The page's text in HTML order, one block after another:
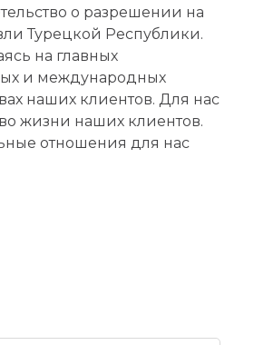
о разрешении на
Турецкой Республики.
на главных
и международных
наших клиентов. Для нас
жизни наших клиентов.
отношения для нас